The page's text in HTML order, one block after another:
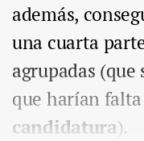
además,
una cuarta
agrupadas
que harían falta
candidatura).